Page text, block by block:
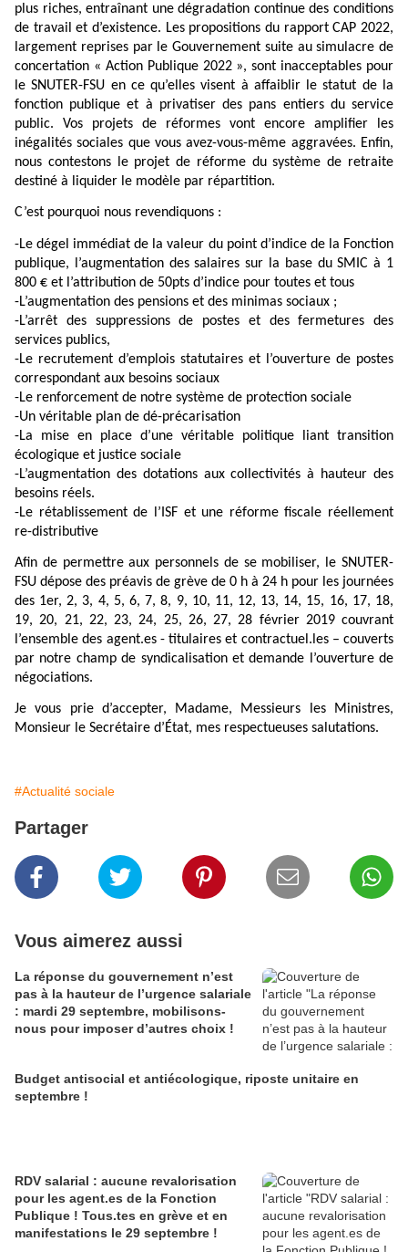
plus riches, entraînant une dégradation continue des conditions
de travail et d’existence. Les propositions du rapport CAP 2022,
largement reprises par le Gouvernement suite au simulacre de
concertation « Action Publique 2022 », sont inacceptables pour
le SNUTER-FSU en ce qu’elles visent à affaiblir le statut de la
fonction publique et à privatiser des pans entiers du service
public. Vos projets de réformes vont encore amplifier les
inégalités sociales que vous avez-vous-même aggravées. Enfin,
nous contestons le projet de réforme du système de retraite
destiné à liquider le modèle par répartition.
C’est pourquoi nous revendiquons :
-Le dégel immédiat de la valeur du point d’indice de la Fonction
publique, l’augmentation des salaires sur la base du SMIC à 1
800 € et l’attribution de 50pts d’indice pour toutes et tous
-L’augmentation des pensions et des minimas sociaux ;
-L’arrêt des suppressions de postes et des fermetures des
services publics,
-Le recrutement d’emplois statutaires et l’ouverture de postes
correspondant aux besoins sociaux
-Le renforcement de notre système de protection sociale
-Un véritable plan de dé-précarisation
-La mise en place d’une véritable politique liant transition
écologique et justice sociale
-L’augmentation des dotations aux collectivités à hauteur des
besoins réels.
-Le rétablissement de l’ISF et une réforme fiscale réellement
re-distributive
Afin de permettre aux personnels de se mobiliser, le SNUTER-
FSU dépose des préavis de grève de 0 h à 24 h pour les journées
des 1er, 2, 3, 4, 5, 6, 7, 8, 9, 10, 11, 12, 13, 14, 15, 16, 17, 18,
19, 20, 21, 22, 23, 24, 25, 26, 27, 28 février 2019 couvrant
l’ensemble des agent.es - titulaires et contractuel.les – couverts
par notre champ de syndicalisation et demande l’ouverture de
négociations.
Je vous prie d’accepter, Madame, Messieurs les Ministres,
Monsieur le Secrétaire d’État, mes respectueuses salutations.
#Actualité sociale
Partager
Vous aimerez aussi
La réponse du gouvernement n’est
pas à la hauteur de l’urgence salariale
: mardi 29 septembre, mobilisons-
nous pour imposer d’autres choix !
Budget antisocial et antiécologique, riposte unitaire en
septembre !
RDV salarial : aucune revalorisation
pour les agent.es de la Fonction
Publique ! Tous.tes en grève et en
manifestations le 29 septembre !